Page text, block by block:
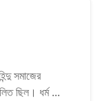
সমাজের
ছিল। ধর্ম ...